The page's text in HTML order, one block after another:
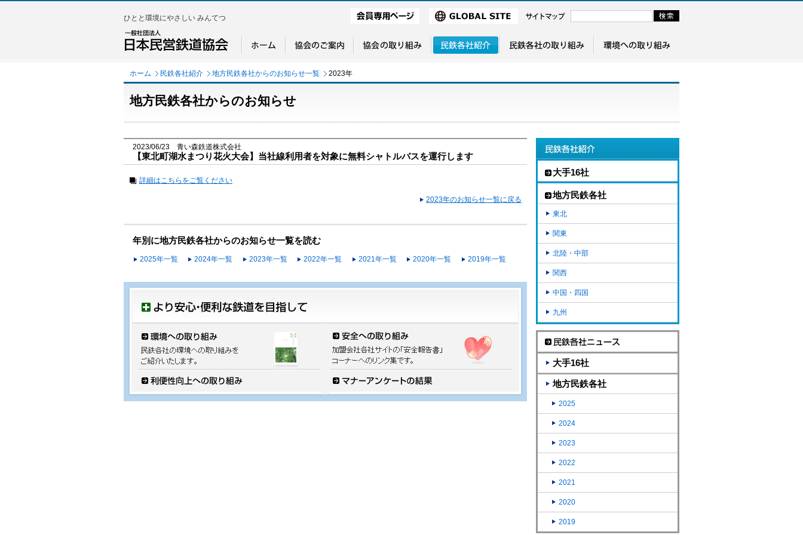
ひとと環境にやさしい みんてつ
ホーム 民鉄各社紹介 地方民鉄各社からのお知らせ一覧 2023年
地方民鉄各社からのお知らせ
2023/06/23 青い森鉄道株式会社
【東北町湖水まつり花火大会】当社線利用者を対象に無料シャトルバスを運行します
詳細はこちらをご覧ください
2023年のお知らせ一覧に戻る
年別に地方民鉄各社からのお知らせ一覧を読む
2025年一覧 2024年一覧 2023年一覧 2022年一覧 2021年一覧 2020年一覧 2019年一覧
大手16社
地方民鉄各社
東北
関東
北陸・中部
関西
中国・四国
九州
大手16社
地方民鉄各社
2025
2024
2023
2022
2021
2020
2019